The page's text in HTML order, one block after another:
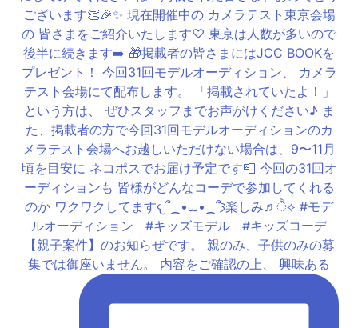
【親子案件】のお知らぜです。 親のみ、子供のみの募
集では御座いません。 内容をご確認の上、 興味ある